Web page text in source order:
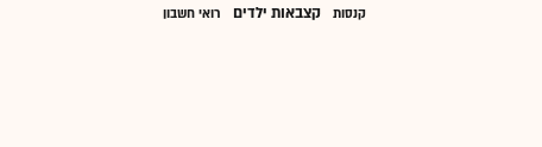
קנסות קצבאות ילדים רואי חשבון